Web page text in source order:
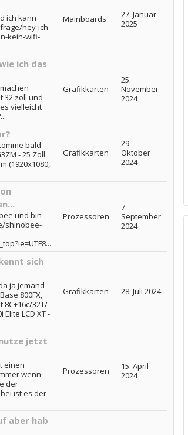
ich kann
hey-ich-
kein-wifi-
Mainboards
27. Januar
2025
ich das
32 zoll und
vielleicht
Grafikkarten
25.
November
2024
bald
- 25 Zoll
(1920x1080,
Grafikkarten
29.
Oktober
2024
und bin
shinobee-
Prozessoren
7.
September
2024
sich
ja jemand
800FX,
8C+16c/32T/
LCD XT -
Grafikkarten 28. Juli 2024
jetzt
einen
wenn
der
ist es der
Prozessoren
15. April
2024
aber hab